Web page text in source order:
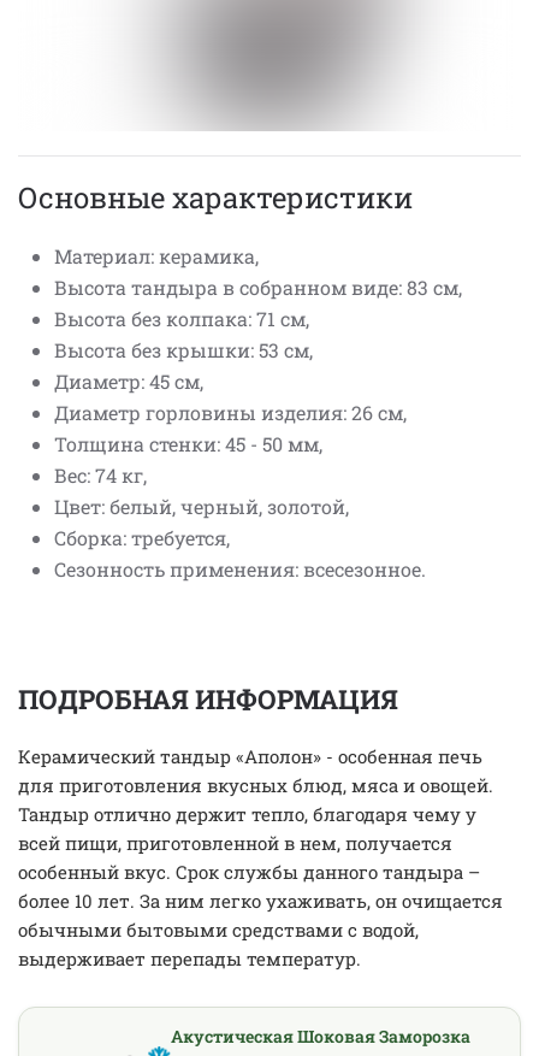
Основные характеристики
Материал: керамика,
Высота тандыра в собранном виде: 83 см,
Высота без колпака: 71 см,
Высота без крышки: 53 см,
Диаметр: 45 см,
Диаметр горловины изделия: 26 см,
Толщина стенки: 45 - 50 мм,
Вес: 74 кг,
Цвет: белый, черный, золотой,
Сборка: требуется,
Сезонность применения: всесезонное.
ПОДРОБНАЯ ИНФОРМАЦИЯ
Керамический тандыр «Аполон» - особенная печь
для приготовления вкусных блюд, мяса и овощей.
Тандыр отлично держит тепло, благодаря чему у
всей пищи, приготовленной в нем, получается
особенный вкус. Срок службы данного тандыра –
более 10 лет. За ним легко ухаживать, он очищается
обычными бытовыми средствами с водой,
выдерживает перепады температур.
Акустическая Шоковая Заморозка